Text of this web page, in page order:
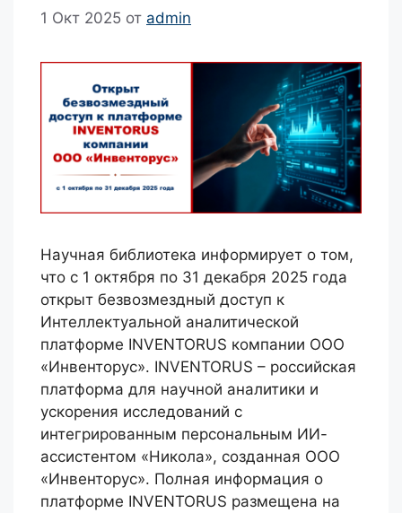
1 Окт 2025 от admin
Научная библиотека информирует о том,
что с 1 октября по 31 декабря 2025 года
открыт безвозмездный доступ к
Интеллектуальной аналитической
платформе INVENTORUS компании ООО
«Инвенторус». INVENTORUS – российская
платформа для научной аналитики и
ускорения исследований с
интегрированным персональным ИИ-
ассистентом «Никола», созданная ООО
«Инвенторус». Полная информация о
платформе INVENTORUS размещена на